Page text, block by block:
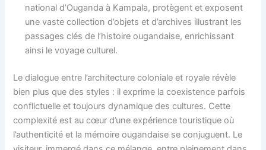
national d’Ouganda à Kampala, protègent et exposent
une vaste collection d’objets et d’archives illustrant les
passages clés de l’histoire ougandaise, enrichissant
ainsi le voyage culturel.
Le dialogue entre l’architecture coloniale et royale révèle
bien plus que des styles : il exprime la coexistence parfois
conflictuelle et toujours dynamique des cultures. Cette
complexité est au cœur d’une expérience touristique où
l’authenticité et la mémoire ougandaise se conjuguent. Le